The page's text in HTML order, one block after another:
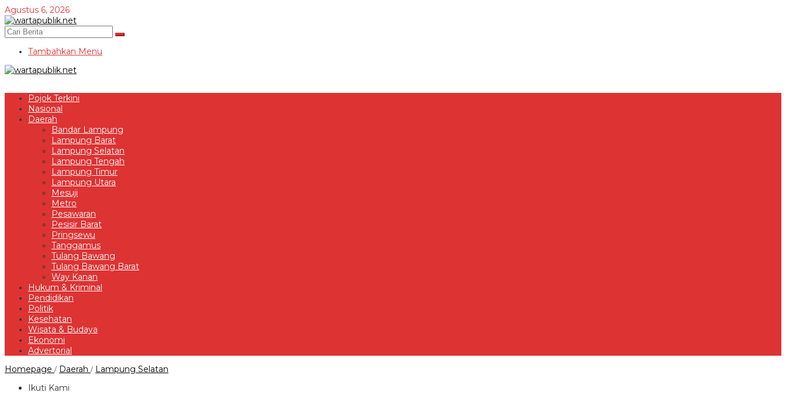
Lewati
ke
konten
Agustus 6, 2026
Tambahkan Menu
Pojok Terkini
Nasional
Daerah
Bandar Lampung
Lampung Barat
Lampung Selatan
Lampung Tengah
Lampung Timur
Lampung Utara
Mesuji
Metro
Pesawaran
Pesisir Barat
Pringsewu
Tanggamus
Tulang Bawang
Tulang Bawang Barat
Way Kanan
Hukum & Kriminal
Pendidikan
Politik
Kesehatan
Wisata & Budaya
Ekonomi
Advertorial
Homepage / Daerah / Lampung Selatan
Ikuti Kami